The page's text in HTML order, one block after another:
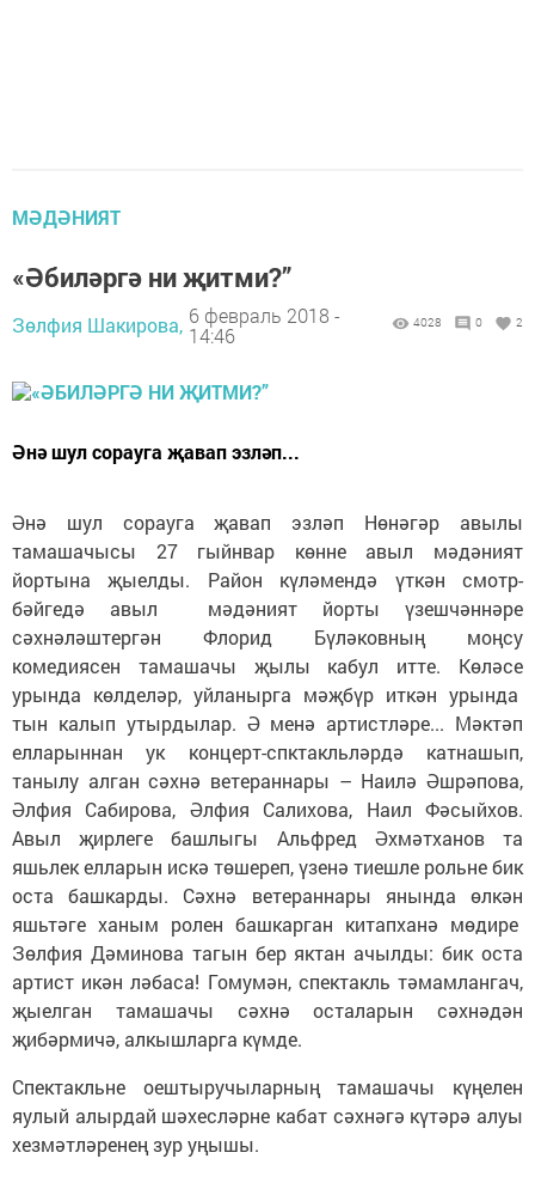
МӘДӘНИЯТ
«Әбиләргә ни җитми?”
Зөлфия Шакирова, 6 февраль 2018 -
14:46
4028 0 2
Әнә шул сорауга җавап эзләп...
Әнә шул сорауга җавап эзләп Нөнәгәр авылы
тамашачысы 27 гыйнвар көнне авыл мәдәният
йортына җыелды. Район күләмендә үткән смотр-
бәйгедә авыл мәдәният йорты үзешчәннәре
сәхнәләштергән Флорид Бүләковның моңсу
комедиясен тамашачы җылы кабул итте. Көләсе
урында көлделәр, уйланырга мәҗбүр иткән урында
тын калып утырдылар. Ә менә артистләре... Мәктәп
елларыннан ук концерт-спктакльләрдә катнашып,
танылу алган сәхнә ветераннары – Наилә Әшрәпова,
Әлфия Сабирова, Әлфия Салихова, Наил Фәсыйхов.
Авыл җирлеге башлыгы Альфред Әхмәтханов та
яшьлек елларын искә төшереп, үзенә тиешле рольне бик
оста башкарды. Сәхнә ветераннары янында өлкән
яшьтәге ханым ролен башкарган китапханә мөдире
Зөлфия Дәминова тагын бер яктан ачылды: бик оста
артист икән ләбаса! Гомумән, спектакль тәмамлангач,
җыелган тамашачы сәхнә осталарын сәхнәдән
җибәрмичә, алкышларга күмде.
Спектакльне оештыручыларның тамашачы күңелен
яулый алырдай шәхесләрне кабат сәхнәгә күтәрә алуы
хезмәтләренең зур уңышы.